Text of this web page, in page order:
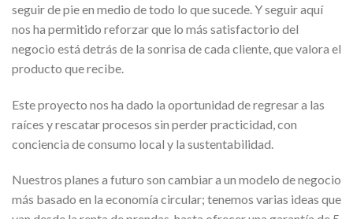
seguir de pie en medio de todo lo que sucede. Y seguir aquí
nos ha permitido reforzar que lo más satisfactorio del
negocio está detrás de la sonrisa de cada cliente, que valora el
producto que recibe.
Este proyecto nos ha dado la oportunidad de regresar a las
raíces y rescatar procesos sin perder practicidad, con
conciencia de consumo local y la sustentabilidad.
Nuestros planes a futuro son cambiar a un modelo de negocio
más basado en la economía circular; tenemos varias ideas que